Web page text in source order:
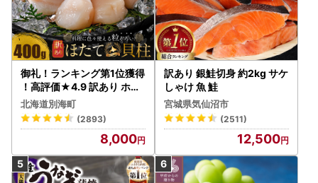
御礼！ランキング第1位獲得
！高評価★4.9 訳あり ホタ
テ 400g（ほたて 帆立 貝柱
冷凍 ）
北海道別海町
(2893)
8,000
訳あり 銀鮭切身 約2kg サケ
しゃけ 魚 鮭
宮城県気仙沼市
(2511)
12,500